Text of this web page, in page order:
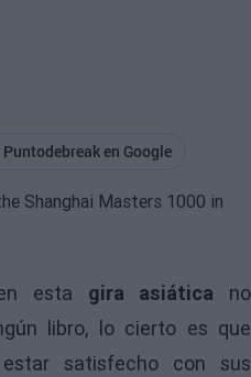
section
en Google
esta gira asiática no
libro, lo cierto es que
satisfecho con sus